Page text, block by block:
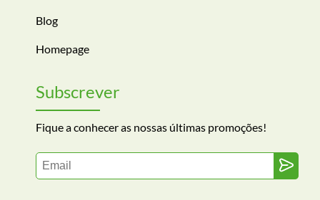
Blog
Homepage
Subscrever
Fique a conhecer as nossas últimas promoções!